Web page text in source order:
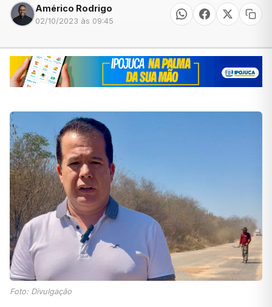
Américo Rodrigo
02/10/2023 às 09:45
Foto: Divulgação